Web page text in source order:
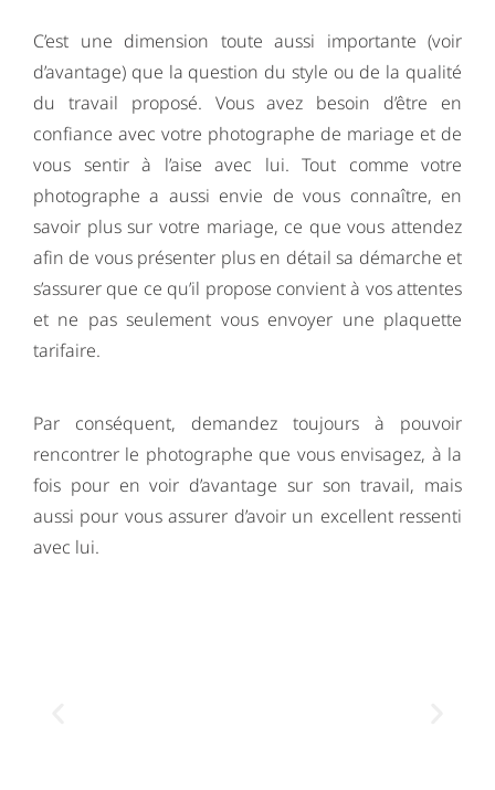
C’est une dimension toute aussi importante (voir
d’avantage) que la question du style ou de la qualité
du travail proposé. Vous avez besoin d’être en
confiance avec votre photographe de mariage et de
vous sentir à l’aise avec lui. Tout comme votre
photographe a aussi envie de vous connaître, en
savoir plus sur votre mariage, ce que vous attendez
afin de vous présenter plus en détail sa démarche et
s’assurer que ce qu’il propose convient à vos attentes
et ne pas seulement vous envoyer une plaquette
tarifaire.
Par conséquent, demandez toujours à pouvoir
rencontrer le photographe que vous envisagez, à la
fois pour en voir d’avantage sur son travail, mais
aussi pour vous assurer d’avoir un excellent ressenti
avec lui.